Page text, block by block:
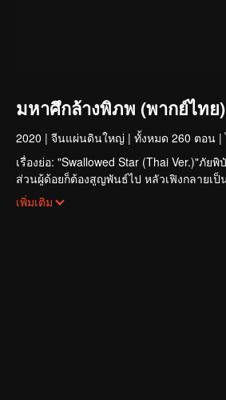
มหาศึกล้างพิภพ (พากย์ไทย)
2020 | จีนแผ่นดินใหญ่ | ทั้งหมด 260 ตอน |
เรื่องย่อ: "Swallowed Star (Thai Ver.)"ภั
ส่วนผู้ด้อยก็ต้องสูญพันธ์ไป หลัวเฟิงกลายเ
ต่อมาเขาได้นำชิ้นเนื้อของมอนสเตอร์กลับ
เพิ่มเติม